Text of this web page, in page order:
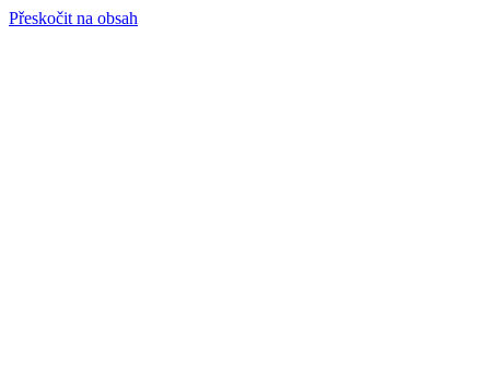
Přeskočit na obsah